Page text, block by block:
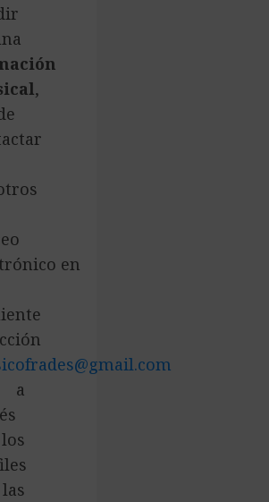
,
en